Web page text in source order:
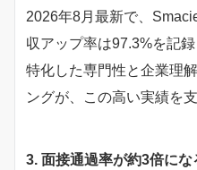
2026年8月最新で、
収アップ率は97.3%を記
特化した専門性と企業理
ングが、この高い実績を
3. 面接通過率が約3倍にな